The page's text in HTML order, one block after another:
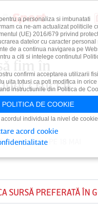
fim în
crucial
DAIAN CUTUPE 18 MAI
SURSĂ PREFERATĂ ÎN
a personaliza si imbunatati
ca ne-am actualizat politicile
(UE) 2016/679 privind
datelor cu caracter personal
de a continua navigarea pe
a citi si intelege continutul
confirmi acceptarea utilizarii
uita totusi ca poti modifica in orice
instructiunile din Politica de
DE COOKIE
individual la nivel de
acord cookie